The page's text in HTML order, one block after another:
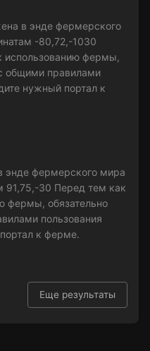
в энде фермерского
-80,72,-1030
использованию фермы,
общими правилами
нужный портал к
фермерского мира
91,75,-30 Перед тем как
фермы, обязательно
пользования
к ферме.
Еще результаты